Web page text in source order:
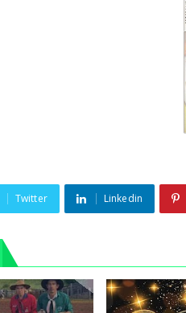
Twitter Linkedin